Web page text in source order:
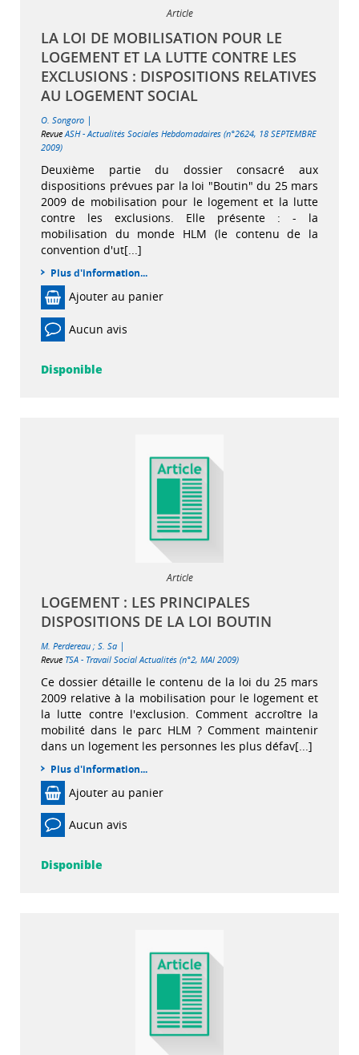
Article
LA LOI DE MOBILISATION POUR LE
LOGEMENT ET LA LUTTE CONTRE LES
EXCLUSIONS : DISPOSITIONS RELATIVES
AU LOGEMENT SOCIAL
O. Songoro |
RevueASH - Actualités Sociales Hebdomadaires (n°2624, 18 SEPTEMBRE
2009)
Deuxième partie du dossier consacré aux
dispositions prévues par la loi "Boutin" du 25 mars
2009 de mobilisation pour le logement et la lutte
contre les exclusions. Elle présente : - la
mobilisation du monde HLM (le contenu de la
convention d'ut[...]
Plus d'information...
Ajouter au panier
Aucun avis
Disponible
Article
LOGEMENT : LES PRINCIPALES
DISPOSITIONS DE LA LOI BOUTIN
M. Perdereau ; S. Sa |
Revue TSA - Travail Social Actualités (n°2, MAI 2009)
Ce dossier détaille le contenu de la loi du 25 mars
2009 relative à la mobilisation pour le logement et
la lutte contre l'exclusion. Comment accroître la
mobilité dans le parc HLM ? Comment maintenir
dans un logement les personnes les plus défav[...]
Plus d'information...
Ajouter au panier
Aucun avis
Disponible